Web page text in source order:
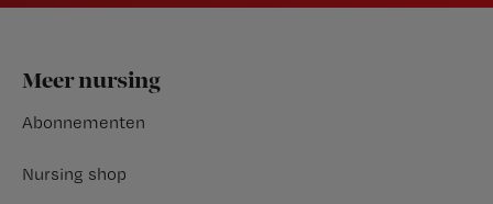
Footer
Meer nursing
Abonnementen
Nursing shop